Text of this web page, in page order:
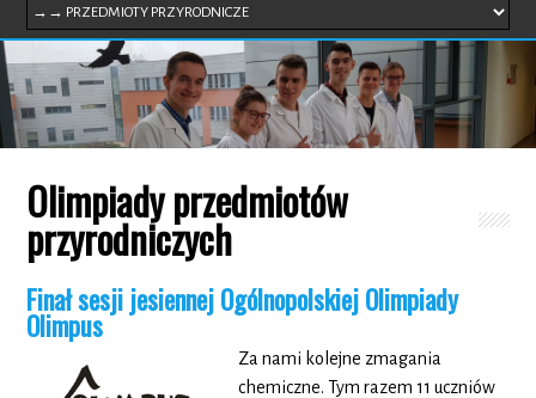
Olimpiady przedmiotów
przyrodniczych
Finał sesji jesiennej Ogólnopolskiej Olimpiady
Olimpus
Za nami kolejne zmagania
chemiczne. Tym razem 11 uczniów